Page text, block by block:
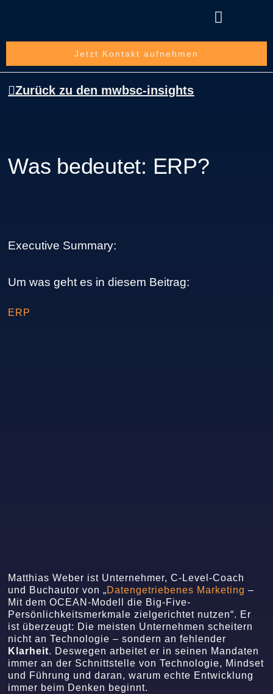
Jetzt Kontakt aufnehmen
Zurück zu den mwbsc-insights
Was bedeutet: ERP?
Executive Summary:
Um was geht es in diesem Beitrag:
ERP
Matthias Weber ist Unternehmer, C-Level-Coach
und Buchautor von „Datengetriebenes Marketing –
Mit dem OCEAN-Modell die Big-Five-
Persönlichkeitsmerkmale zielgerichtet nutzen“. Er
ist überzeugt: Die meisten Unternehmen scheitern
nicht an Technologie – sondern an fehlender
Klarheit. Deswegen arbeitet er in seinen Mandaten
immer an der Schnittstelle von Technologie, Mindset
und Führung und daran, warum echte Entwicklung
immer beim Denken beginnt.